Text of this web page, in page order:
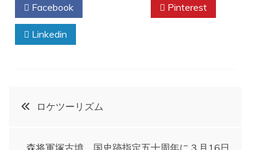
Facebook Pinterest
Linkedin
投
ロケツーリズム
森将軍塚古墳 国史跡指定五十周年に３月16日